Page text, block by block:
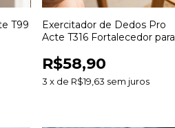
T99
Exercitador de Dedos Pro
Acte T316 Fortalecedor para
com Resistência
R$58,90
3 x de R$19,63 sem juros